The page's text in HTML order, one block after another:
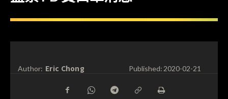
Author: Eric Chong Published:2020-02-21